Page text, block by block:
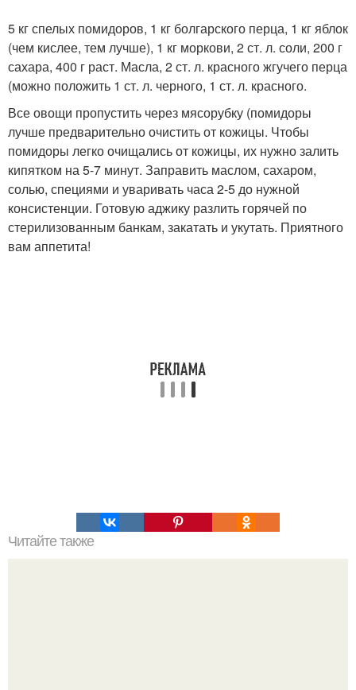
5 кг спелых помидоров, 1 кг болгарского перца, 1 кг яблок
(чем кислее, тем лучше), 1 кг моркови, 2 ст. л. соли, 200 г
сахара, 400 г раст. Масла, 2 ст. л. красного жгучего перца
(можно положить 1 ст. л. черного, 1 ст. л. красного.
Все овощи пропустить через мясорубку (помидоры
лучше предварительно очистить от кожицы. Чтобы
помидоры легко очищались от кожицы, их нужно залить
кипятком на 5-7 минут. Заправить маслом, сахаром,
солью, специями и уваривать часа 2-5 до нужной
консистенции. Готовую аджику разлить горячей по
стерилизованным банкам, закатать и укутать. Приятного
вам аппетита!
Читайте также